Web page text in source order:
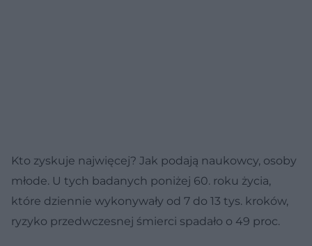
Kto zyskuje najwięcej? Jak podają naukowcy, osoby
młode. U tych badanych poniżej 60. roku życia,
które dziennie wykonywały od 7 do 13 tys. kroków,
ryzyko przedwczesnej śmierci spadało o 49 proc.